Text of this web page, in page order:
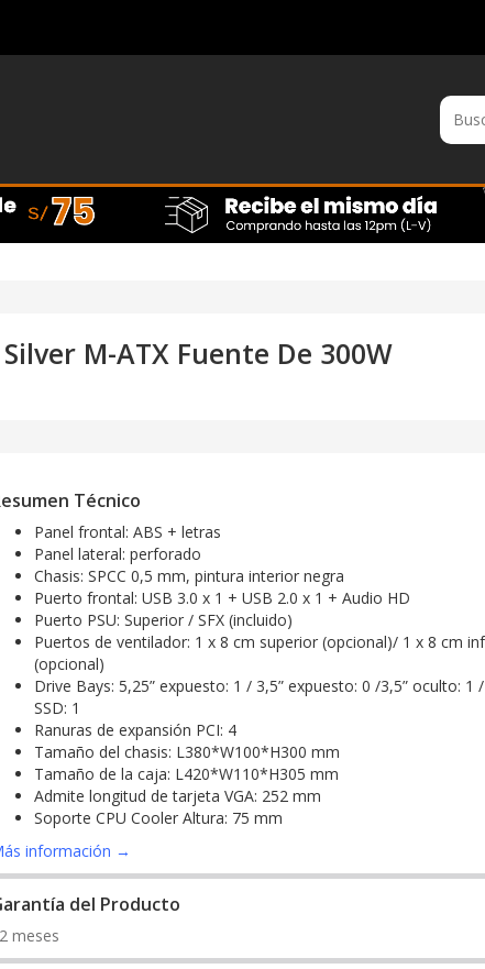
M-ATX Fuente De 300W
Técnico
Panel frontal: ABS + letras
Panel lateral: perforado
Chasis: SPCC 0,5 mm, pintura interior negra
Puerto frontal: USB 3.0 x 1 + USB 2.0 x 1 + Audio HD
Puerto PSU: Superior / SFX (incluido)
Puertos de ventilador: 1 x 8 cm superior (opcional)/ 1 x 8 cm
(opcional)
Drive Bays: 5,25” expuesto: 1 / 3,5” expuesto: 0 /3,5” oculto: 1
SSD: 1
Ranuras de expansión PCI: 4
Tamaño del chasis: L380*W100*H300 mm
Tamaño de la caja: L420*W110*H305 mm
Admite longitud de tarjeta VGA: 252 mm
Soporte CPU Cooler Altura: 75 mm
información →
del Producto
meses